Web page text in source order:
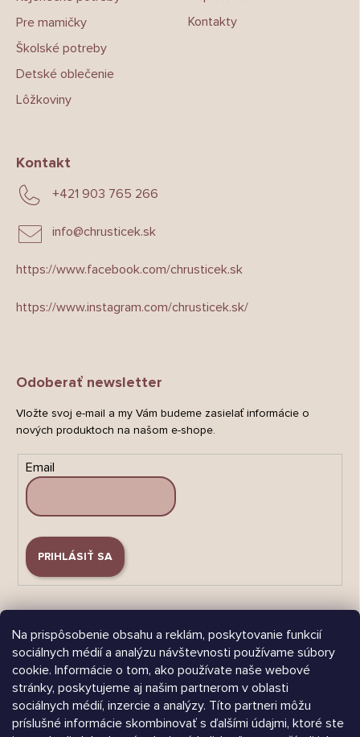
Na prispôsobenie obsahu a reklám, poskytovanie funkcií
sociálnych médií a analýzu návštevnosti používame súbory
cookie. Informácie o tom, ako používate naše webové
stránky, poskytujeme aj našim partnerom v oblasti
sociálnych médií, inzercie a analýzy. Títo partneri môžu
príslušné informácie skombinovať s ďalšími údajmi, ktoré ste
Pre mamičky
Školské potreby
Detské oblečenie
Lôžkoviny
Kontakty
Kontakt
info@chrusticek.sk
+421 903 765 266
https://www.facebook.com/chrusticek.sk
https://www.instagram.com/chrusticek.sk/
Odoberať newsletter
Vložte svoj e-mail a my Vám budeme zasielať informácie o
nových produktoch na našom e-shope.
Email
PRIHLÁSIŤ SA
Árukereső.hu